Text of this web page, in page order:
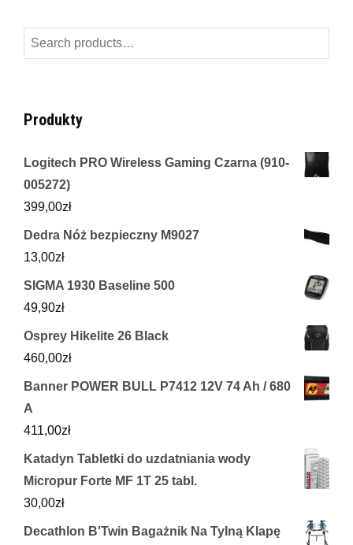
Search
for:
Produkty
Logitech PRO Wireless Gaming Czarna (910-
005272)
399,00zł
Dedra Nóż bezpieczny M9027
13,00zł
SIGMA 1930 Baseline 500
49,90zł
Osprey Hikelite 26 Black
460,00zł
Banner POWER BULL P7412 12V 74 Ah / 680
A
411,00zł
Katadyn Tabletki do uzdatniania wody
Micropur Forte MF 1T 25 tabl.
30,00zł
Decathlon B'Twin Bagażnik Na Tylną Klapę